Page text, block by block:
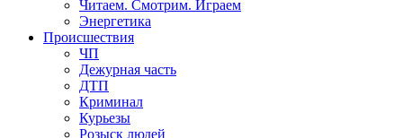
Читаем. Смотрим. Играем
Энергетика
Происшествия
ЧП
Дежурная часть
ДТП
Криминал
Курьезы
Розыск людей